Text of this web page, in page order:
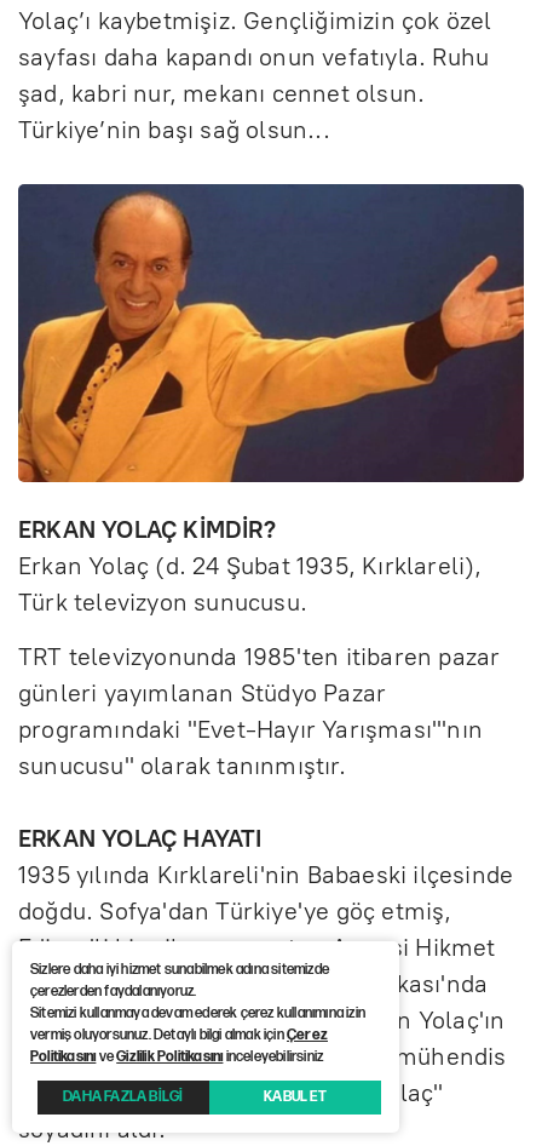
Yolaç’ı kaybetmişiz. Gençliğimizin çok özel
sayfası daha kapandı onun vefatıyla. Ruhu
şad, kabri nur, mekanı cennet olsun.
Türkiye’nin başı sağ olsun...
ERKAN YOLAÇ KİMDİR?
Erkan Yolaç (d. 24 Şubat 1935, Kırklareli),
Türk televizyon sunucusu.
TRT televizyonunda 1985'ten itibaren pazar
günleri yayımlanan Stüdyo Pazar
programındaki "Evet-Hayır Yarışması"'nın
sunucusu" olarak tanınmıştır.
ERKAN YOLAÇ HAYATI
1935 yılında Kırklareli'nin Babaeski ilçesinde
doğdu. Sofya'dan Türkiye'ye göç etmiş,
Edirne'li bir aile mensuptur. Annesi Hikmet
Hanım, babası Alpullu Şeker Fabrikası'nda
görev yapan Mehmet Bey'dir. Erkan Yolaç'ın
aktardığına göre ailesi, babasının mühendis
olması (yol açması) nedeniyle "Yolaç"
soyadını aldı.
Sizlere daha iyi hizmet sunabilmek adına sitemizde
çerezlerden faydalanıyoruz.
Sitemizi kullanmaya devam ederek çerez kullanımına izin
vermiş oluyorsunuz. Detaylı bilgi almak içinÇerez
PolitikasınıveGizlilik Politikasınıinceleyebilirsiniz
DAHA FAZLA BİLGİ KABUL ET